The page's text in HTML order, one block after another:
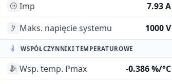
Imp
7.93 A
Maks. napięcie systemu
1000 V
WSPÓŁCZYNNIKI TEMPERATUROWE
Wsp. temp. Pmax -0.386 %/°C